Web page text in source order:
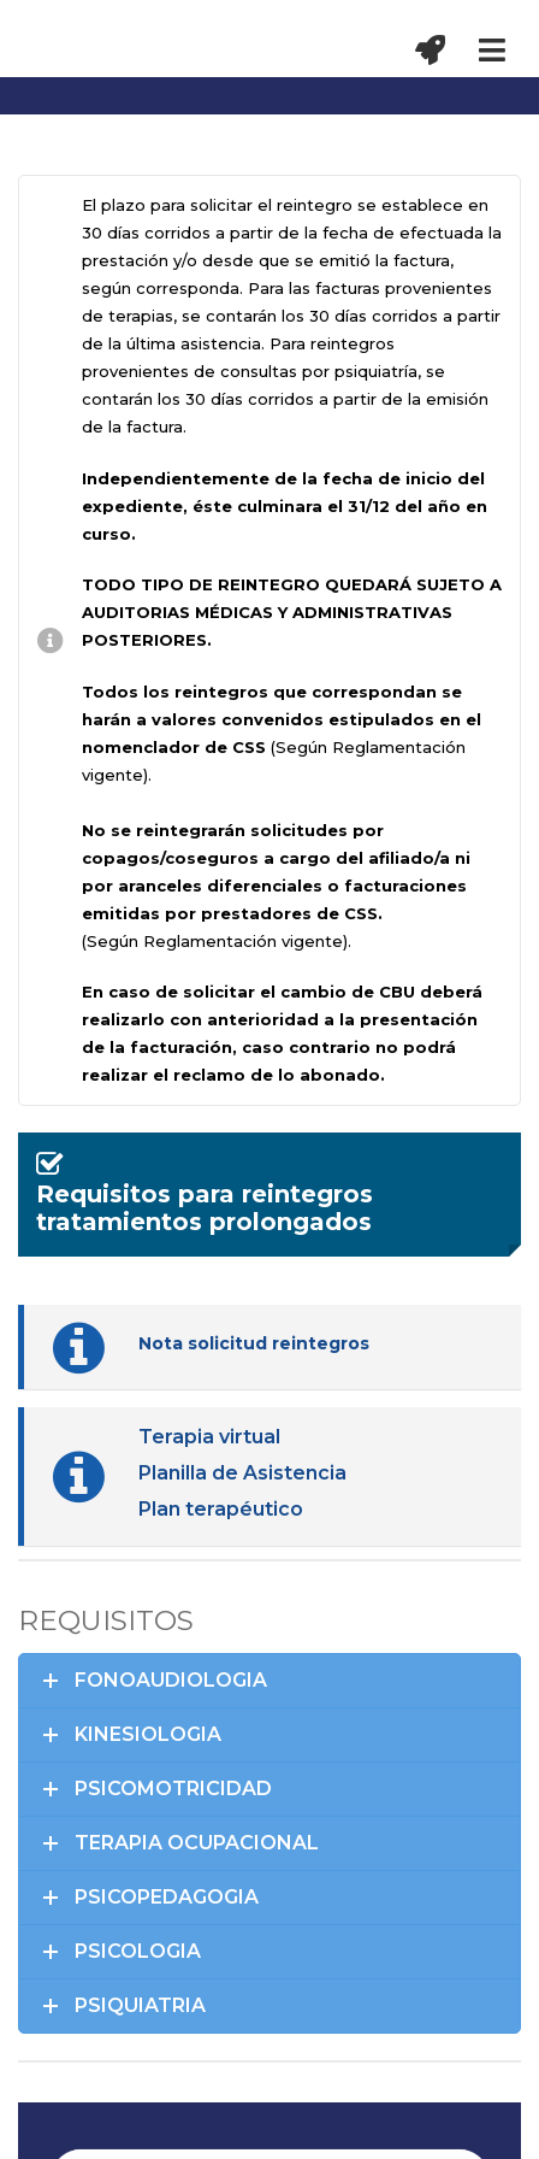
El plazo para solicitar el reintegro se establece en
30 días corridos a partir de la fecha de efectuada la
prestación y/o desde que se emitió la factura,
según corresponda. Para las facturas provenientes
de terapias, se contarán los 30 días corridos a partir
de la última asistencia. Para reintegros
provenientes de consultas por psiquiatría, se
contarán los 30 días corridos a partir de la emisión
de la factura.
Independientemente de la fecha de inicio del
expediente, éste culminara el 31/12 del año en
curso.
TODO TIPO DE REINTEGRO QUEDARÁ SUJETO A
AUDITORIAS MÉDICAS Y ADMINISTRATIVAS
POSTERIORES.
Todos los reintegros que correspondan se
harán a valores convenidos estipulados en el
nomenclador de CSS (Según Reglamentación
vigente).
No se reintegrarán solicitudes por
copagos/coseguros a cargo del afiliado/a ni
por aranceles diferenciales o facturaciones
emitidas por prestadores de CSS.
(Según Reglamentación vigente).
En caso de solicitar el cambio de CBU deberá
realizarlo con anterioridad a la presentación
de la facturación, caso contrario no podrá
realizar el reclamo de lo abonado.
Requisitos para reintegros
tratamientos prolongados
Nota solicitud reintegros
Terapia virtual
Planilla de Asistencia
Plan terapéutico
REQUISITOS
FONOAUDIOLOGIA
KINESIOLOGIA
PSICOMOTRICIDAD
TERAPIA OCUPACIONAL
PSICOPEDAGOGIA
PSICOLOGIA
PSIQUIATRIA